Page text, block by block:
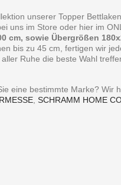
unserer Topper
uns im Store oder hier im
cm, sowie Übergrößen
bis zu 45 cm, fertigen wir
Ruhe die beste Wahl
eine bestimmte Marke? Wir
,SCHRAMM HOME